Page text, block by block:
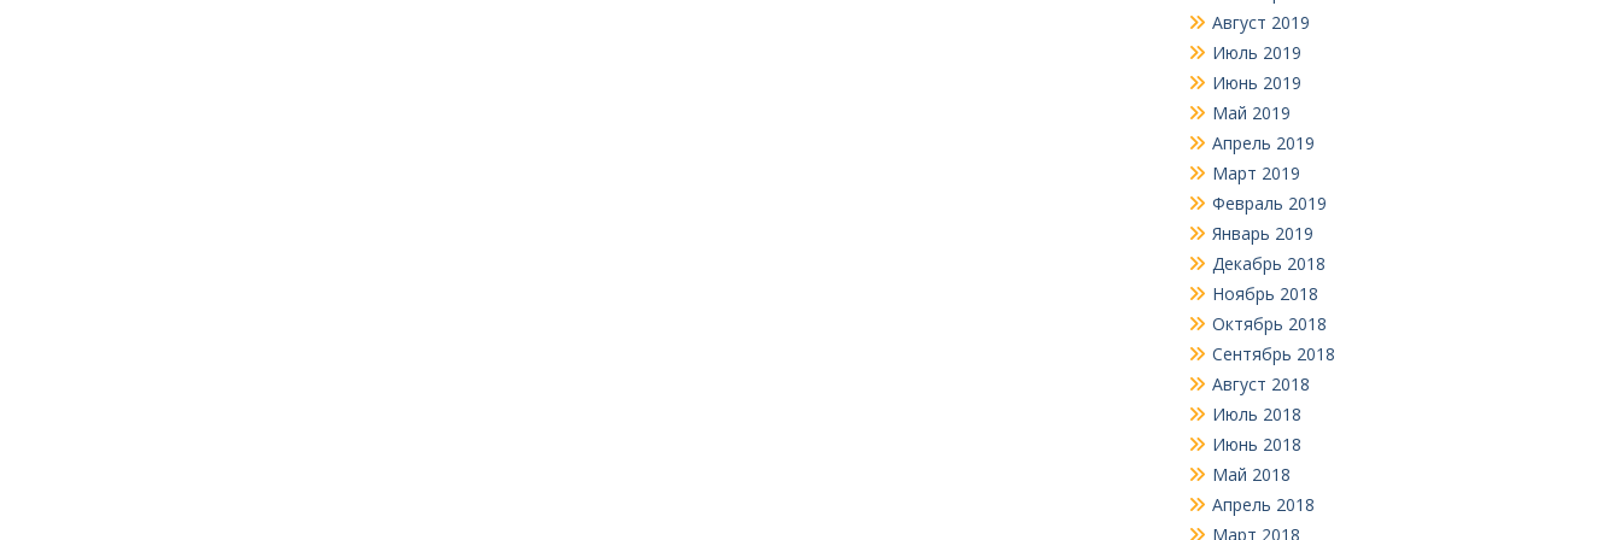
Август 2019
Июль 2019
Июнь 2019
Май 2019
Апрель 2019
Март 2019
Февраль 2019
Январь 2019
Декабрь 2018
Ноябрь 2018
Октябрь 2018
Сентябрь 2018
Август 2018
Июль 2018
Июнь 2018
Май 2018
Апрель 2018
Март 2018